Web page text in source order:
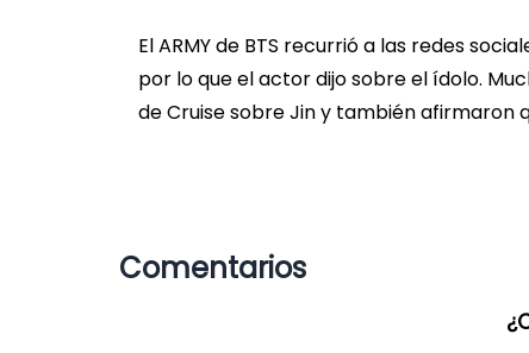
El ARMY de BTS recurrió a las redes
por lo que el actor dijo sobre el ídolo.
de Cruise sobre Jin y también afirmaron
Comentarios